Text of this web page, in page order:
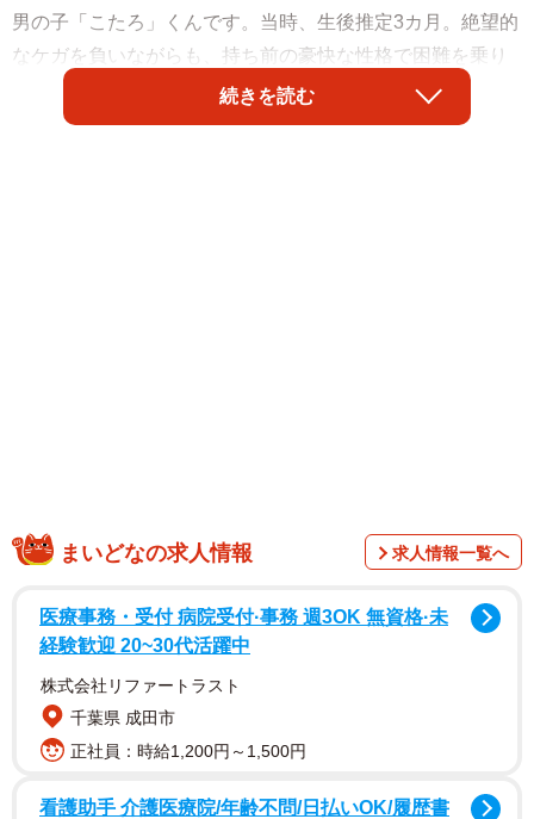
男の子「こたろ」くんです。当時、生後推定3カ月。絶望的
なケガを負いながらも、持ち前の豪快な性格で困難を乗り
越えてきたこたろくん。彼を支え続けるのは、Xユーザー・
ぴてさん（@natsukota0612）です。
続きを読む
まいどなの求人情報 求人情報一覧へ
医療事務・受付 病院受付·事務 週3OK 無資格·未
経験歓迎 20~30代活躍中
株式会社リファートラスト
千葉県 成田市
正社員：時給1,200円～1,500円
看護助手 介護医療院/年齢不問/日払いOK/履歴書